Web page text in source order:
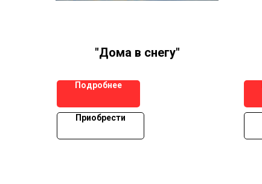
"Дома в снегу"
Подробнее
Приобрести